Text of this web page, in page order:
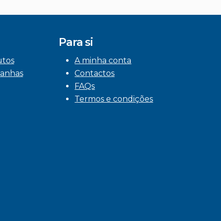
Para si
A minha conta
Contactos
FAQs
Termos e condições